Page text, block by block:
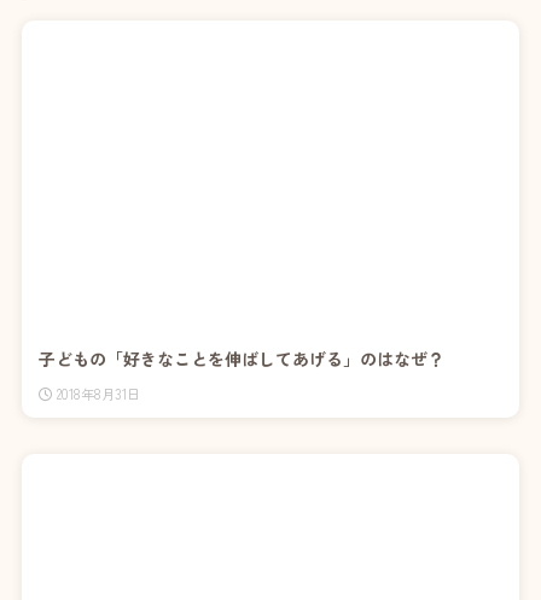
子どもの「好きなことを伸ばしてあげる」のはなぜ？
2018年8月31日